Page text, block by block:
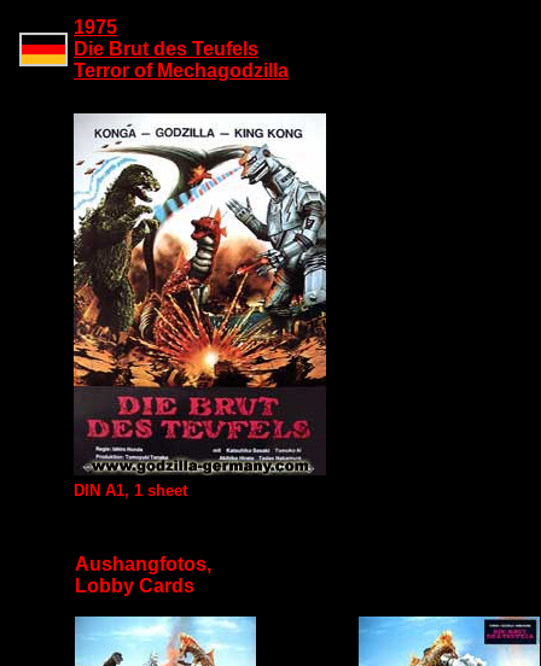
1975
Die Brut des Teufels
Terror of Mechagodzilla
DIN A1, 1 sheet
Aushangfotos,
Lobby Cards